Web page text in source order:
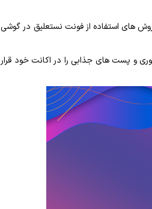
روش های استفاده از فونت نستعلیق در گوشی
و پست ‌های جذابی را در اکانت خود قرار